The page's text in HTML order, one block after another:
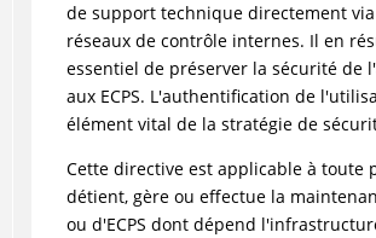
de support technique directement
réseaux de contrôle internes. Il en
essentiel de préserver la sécurité de
aux ECPS. L'authentification de
élément vital de la stratégie de
Cette directive est applicable à toute
détient, gère ou effectue la
ou d'ECPS dont dépend